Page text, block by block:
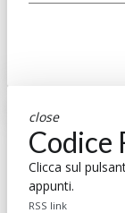
close
Codice
Clicca sul
appunti.
RSS link